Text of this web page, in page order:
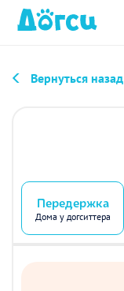
Вернуться назад
Передержка
Дома у догситтера